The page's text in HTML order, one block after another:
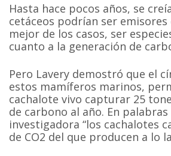
Hasta hace pocos años, se
cetáceos podrían ser emisores
mejor de los casos, ser
cuanto a la generación de
Pero Lavery demostró que el
estos mamíferos marinos,
cachalote vivo capturar 25
de carbono al año. En palabras
investigadora “los cachalotes
de CO2 del que producen a lo